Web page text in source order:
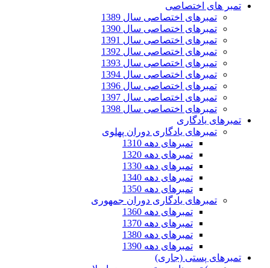
تمبر های اختصاصی
تمبرهای اختصاصی سال 1389
تمبرهای اختصاصی سال 1390
تمبرهای اختصاصی سال 1391
تمبرهای اختصاصی سال 1392
تمبرهای اختصاصی سال 1393
تمبرهای اختصاصی سال 1394
تمبرهای اختصاصی سال 1396
تمبرهای اختصاصی سال 1397
تمبرهای اختصاصی سال 1398
تمبرهای یادگاری
تمبرهای یادگاری دوران پهلوی
تمبرهای دهه 1310
تمبرهای دهه 1320
تمبرهای دهه 1330
تمبرهای دهه 1340
تمبرهای دهه 1350
تمبرهای یادگاری دوران جمهوری
تمبرهای دهه 1360
تمبرهای دهه 1370
تمبرهای دهه 1380
تمبرهای دهه 1390
تمبرهای پستی (جاری)